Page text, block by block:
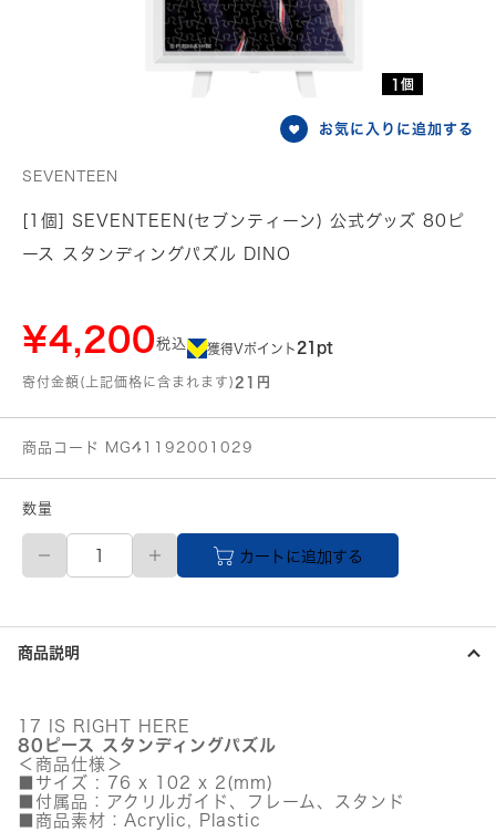
1個
お気に入りに追加する
SEVENTEEN
[1個] SEVENTEEN(セブンティーン) 公式グッズ 80ピ
ース スタンディングパズル DINO
¥4,200税込 獲得Vポイント 21pt
寄付金額(上記価格に含まれます) 21円
商品コード MG41192001029
数量
SEVENTEEN(セ
ン
ィ
ー
ン)
グ
ッ
ズ
80
ピ
ー
カートに追加する
商品説明
17 IS RIGHT HERE
80ピース スタンディングパズル
＜商品仕様＞
■サイズ : 76 x 102 x 2(mm)
■付属品：アクリルガイド、フレーム、スタンド
■商品素材：Acrylic, Plastic